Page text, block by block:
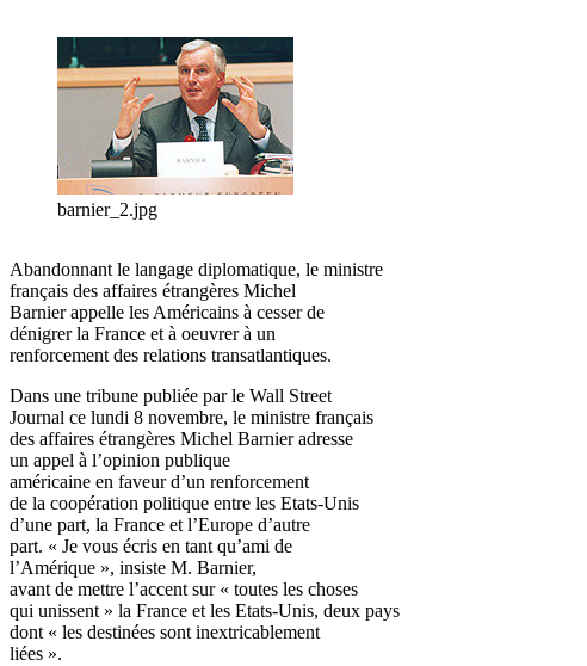
barnier_2.jpg
Abandonnant le langage diplomatique, le ministre
français des affaires étrangères Michel
Barnier appelle les Américains à cesser de
dénigrer la France et à oeuvrer à un
renforcement des relations transatlantiques.
Dans une tribune publiée par le Wall Street
Journal ce lundi 8 novembre, le ministre français
des affaires étrangères Michel Barnier adresse
un appel à l’opinion publique
américaine en faveur d’un renforcement
de la coopération politique entre les Etats-Unis
d’une part, la France et l’Europe d’autre
part. « Je vous écris en tant qu’ami de
l’Amérique », insiste M. Barnier,
avant de mettre l’accent sur « toutes les choses
qui unissent » la France et les Etats-Unis, deux pays
dont « les destinées sont inextricablement
liées ».